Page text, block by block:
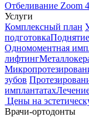
Отбеливание Zoom 4
Услуги
Комплексный план
подготовка
Одномоментная
лифтинг
зубов
имплантатах
Цены на
Врачи-ортодонты